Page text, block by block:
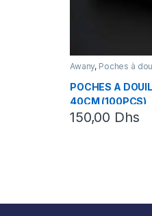
Awany, Poches à
POCHES A
40CM (100PCS)
150,00 Dhs